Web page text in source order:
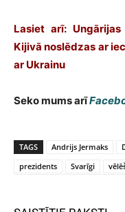
Lasiet arī:
Kijivā noslēdzas ar
ar Ukrainu
Seko mums arī
TAGS Andrijs Jermaks
prezidents
Svarīgi